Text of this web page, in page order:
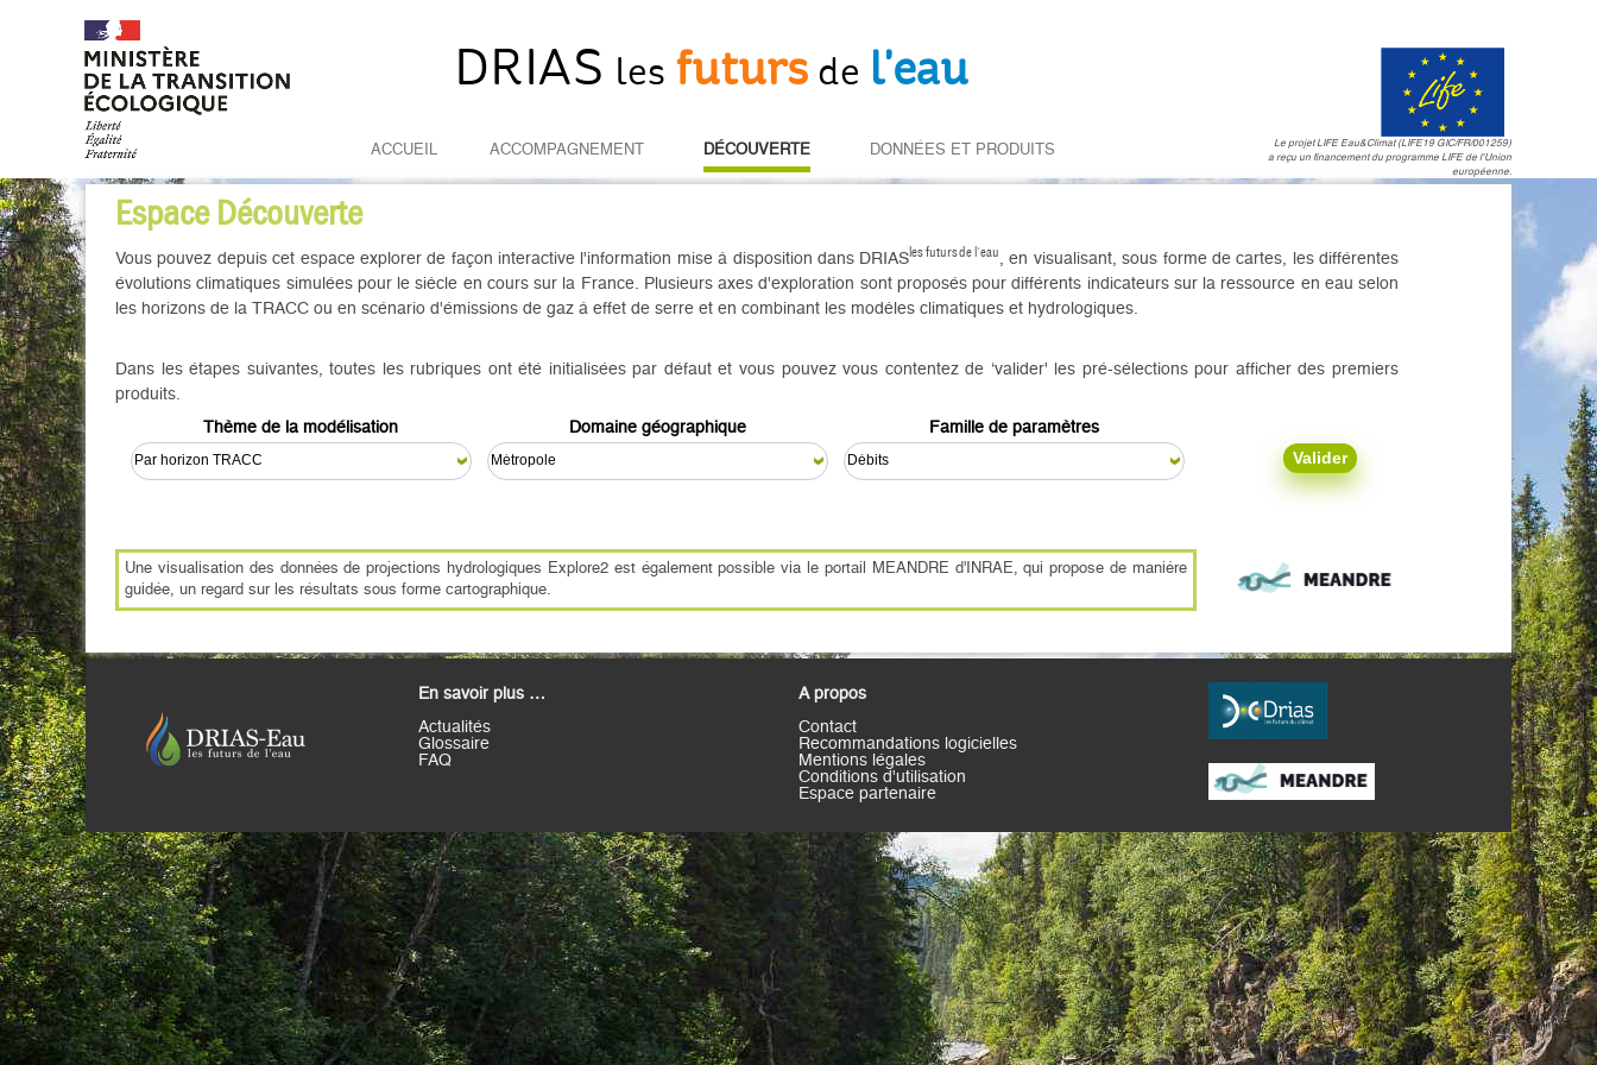
DRIAS les futurs de l'eau
Le projet LIFE Eau&Climat (LIFE19 GIC/FR/001259)
a reçu un financement du programme LIFE de l'Union
européenne.
ACCUEIL ACCOMPAGNEMENT DÉCOUVERTE DONNÉES ET PRODUITS
Espace Découverte
Vous pouvez depuis cet espace explorer de façon interactive l'information mise à disposition dans DRIASles futurs de l'eau
, en visualisant, sous forme de cartes, les différentes
évolutions climatiques simulées pour le siècle en cours sur la France. Plusieurs axes d'exploration sont proposés pour différents indicateurs sur la ressource en eau selon
les horizons de la TRACC ou en scénario d'émissions de gaz à effet de serre et en combinant les modèles climatiques et hydrologiques.
Dans les étapes suivantes, toutes les rubriques ont été initialisées par défaut et vous pouvez vous contentez de ‘valider' les pré-sélections pour afficher des premiers
produits.
Thème de la modélisation
Domaine géographique Famille de paramètres
Une visualisation des données de projections hydrologiques Explore2 est également possible via le portail MEANDRE d'INRAE, qui propose de manière
guidée, un regard sur les résultats sous forme cartographique.
En savoir plus …
Actualités
Glossaire
FAQ
A propos
Contact
Recommandations logicielles
Mentions légales
Conditions d'utilisation
Espace partenaire